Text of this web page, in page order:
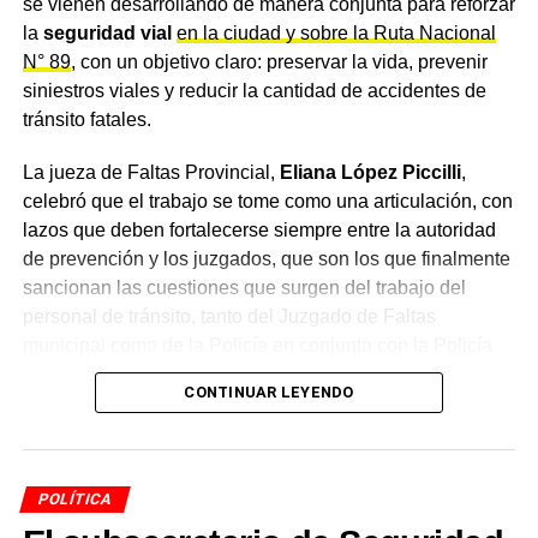
se vienen desarrollando de manera conjunta para reforzar
la seguridad vial en la ciudad y sobre la Ruta Nacional
N° 89, con un objetivo claro: preservar la vida, prevenir
siniestros viales y reducir la cantidad de accidentes de
tránsito fatales.
La jueza de Faltas Provincial, Eliana López Piccilli,
celebró que el trabajo se tome como una articulación, con
lazos que deben fortalecerse siempre entre la autoridad
de prevención y los juzgados, que son los que finalmente
sancionan las cuestiones que surgen del trabajo del
personal de tránsito, tanto del Juzgado de Faltas
Caminera.
articulada
CONTINUAR LEYENDO
POLÍTICA